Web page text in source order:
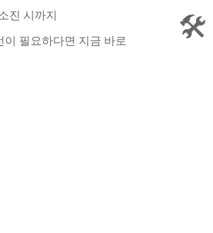
진 시까지
이 필요하다면 지금 바로
🛠️